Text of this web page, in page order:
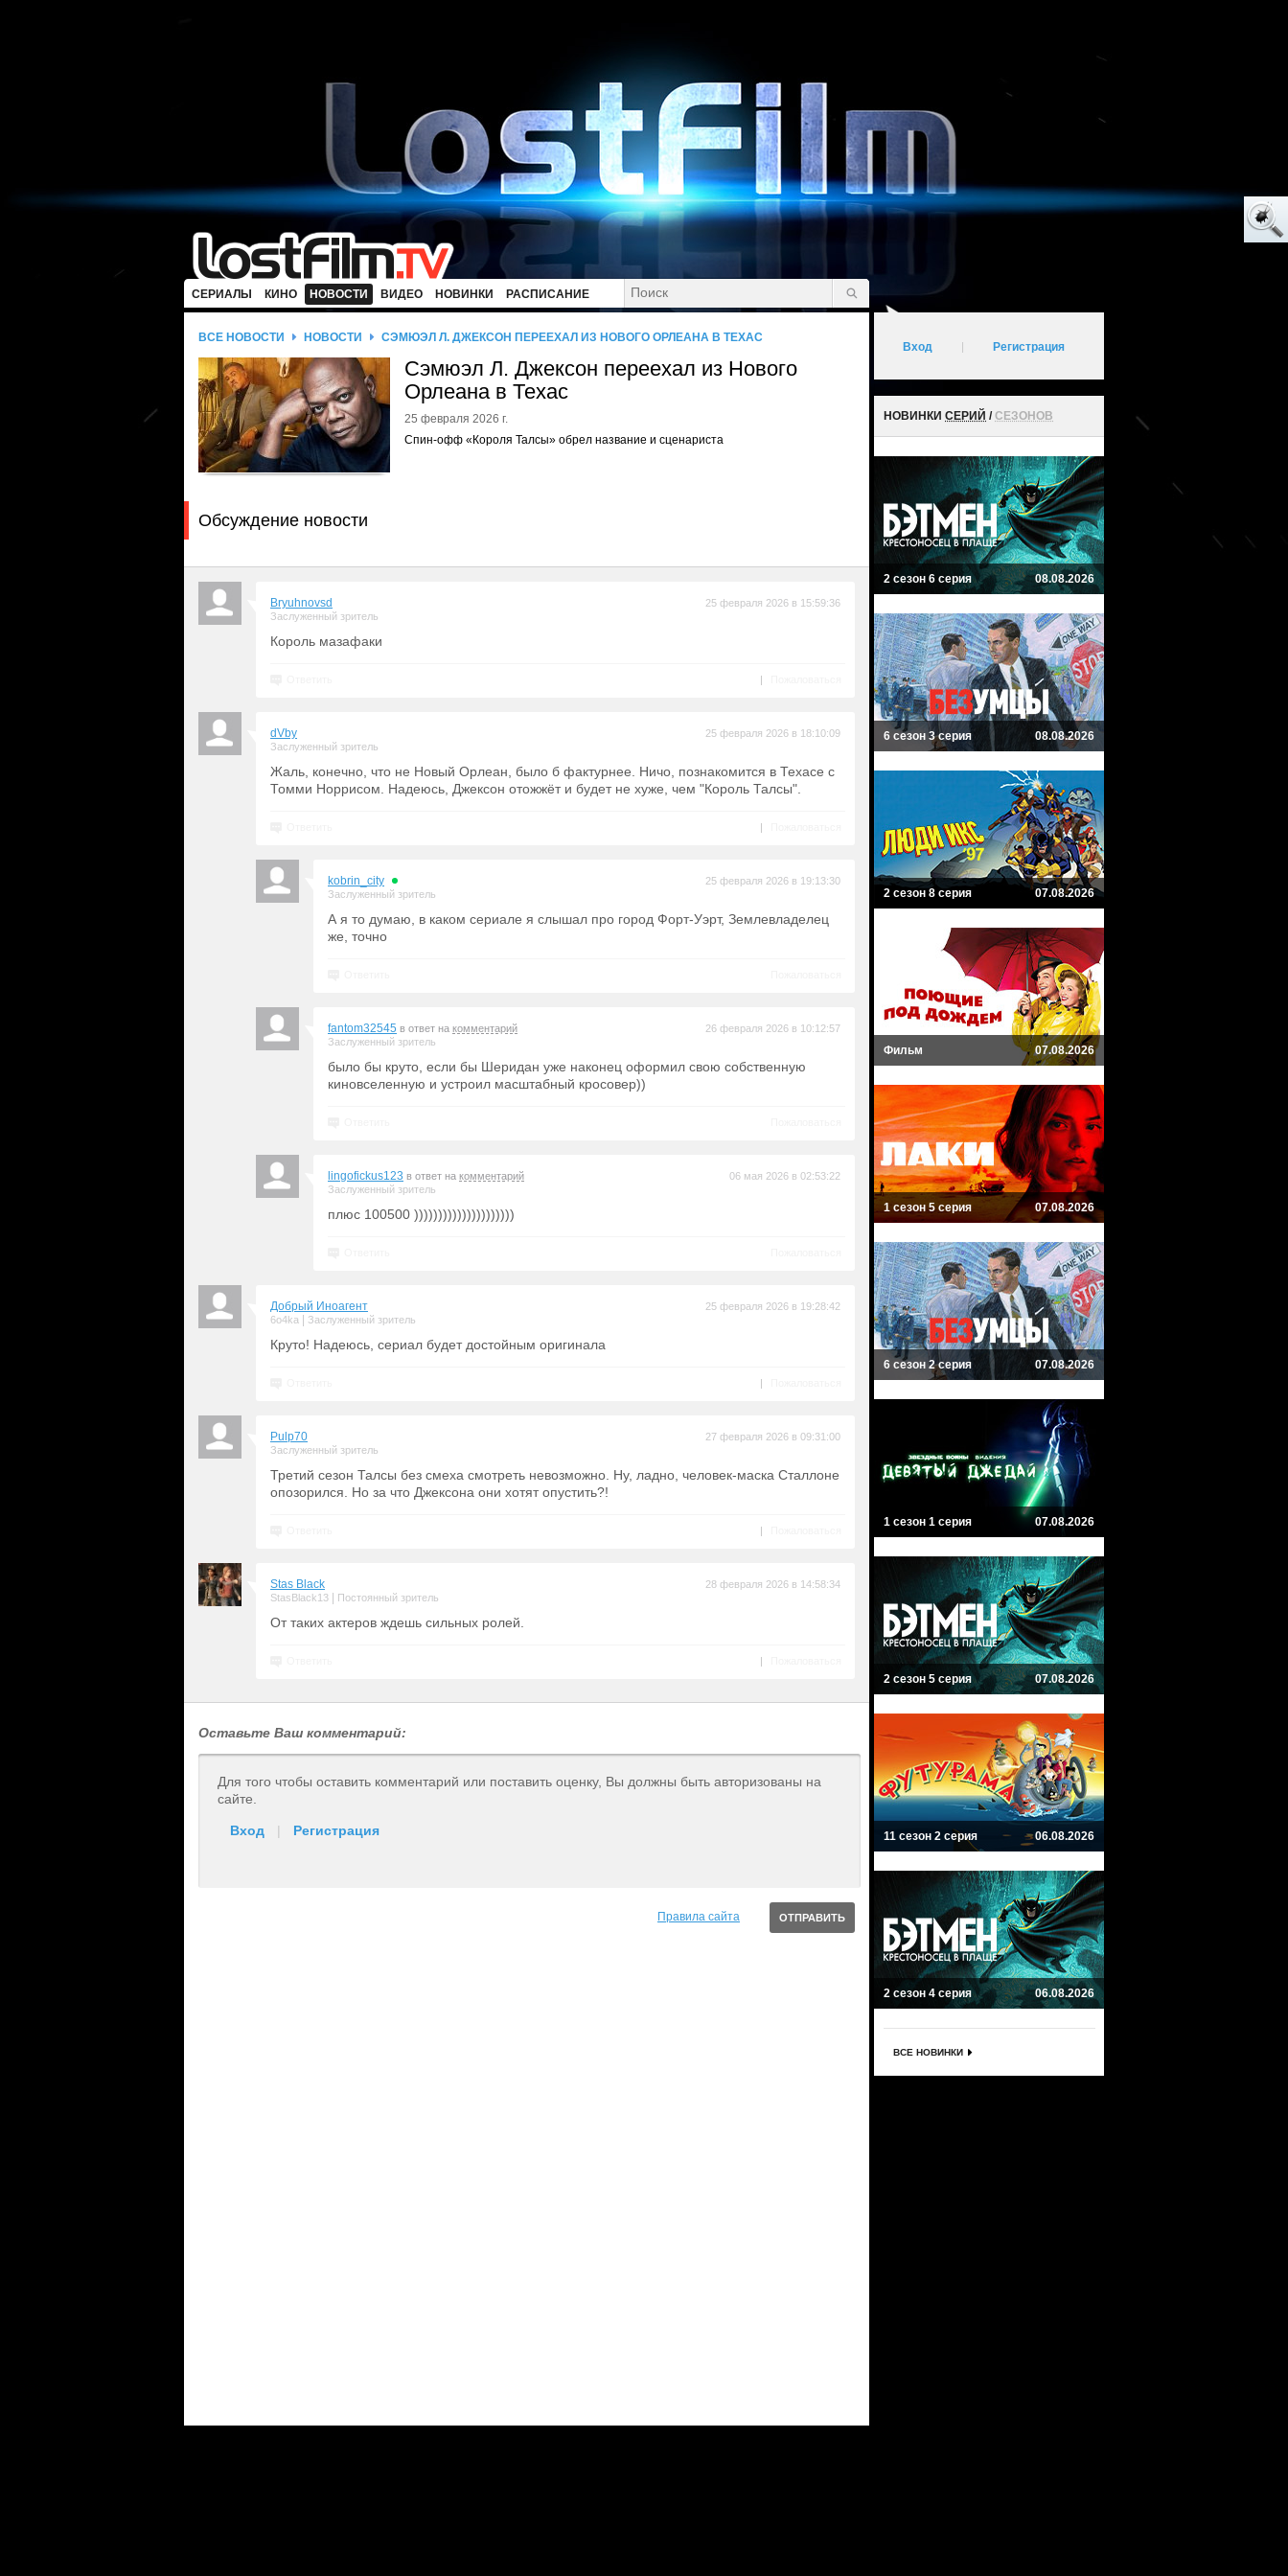
СЕРИАЛЫ КИНО НОВОСТИ ВИДЕО НОВИНКИ РАСПИСАНИЕ
ВСЕ НОВОСТИ НОВОСТИ СЭМЮЭЛ Л. ДЖЕКСОН ПЕРЕЕХАЛ ИЗ НОВОГО ОРЛЕАНА В ТЕХАС
Сэмюэл Л. Джексон переехал из Нового
Орлеана в Техас
25 февраля 2026 г.
Спин-офф «Короля Талсы» обрел название и сценариста
Обсуждение новости
Bryuhnovsd
Заслуженный зритель
25 февраля 2026 в 15:59:36
Король мазафаки
|
dVby
Заслуженный зритель
25 февраля 2026 в 18:10:09
Жаль, конечно, что не Новый Орлеан, было б фактурнее. Ничо, познакомится в Техасе с
Томми Норрисом. Надеюсь, Джексон отожжёт и будет не хуже, чем "Король Талсы".
|
kobrin_city
Заслуженный зритель
25 февраля 2026 в 19:13:30
А я то думаю, в каком сериале я слышал про город Форт-Уэрт, Землевладелец
же, точно
fantom32545 в ответ на комментарий
Заслуженный зритель
26 февраля 2026 в 10:12:57
было бы круто, если бы Шеридан уже наконец оформил свою собственную
киновселенную и устроил масштабный кросовер))
lingofickus123 в ответ на комментарий
Заслуженный зритель
06 мая 2026 в 02:53:22
плюс 100500 )))))))))))))))))))))
Добрый Иноагент
6o4ka Заслуженный зритель
25 февраля 2026 в 19:28:42
Круто! Надеюсь, сериал будет достойным оригинала
|
Pulp70
Заслуженный зритель
27 февраля 2026 в 09:31:00
Третий сезон Талсы без смеха смотреть невозможно. Ну, ладно, человек-маска Сталлоне
опозорился. Но за что Джексона они хотят опустить?!
|
Stas Black
StasBlack13 Постоянный зритель
28 февраля 2026 в 14:58:34
От таких актеров ждешь сильных ролей.
|
Оставьте Ваш комментарий:
Для того чтобы оставить комментарий или поставить оценку, Вы должны быть авторизованы на
сайте.
Вход | Регистрация
Правила сайта
Вход Регистрация
НОВИНКИ СЕРИЙ /СЕЗОНОВ
2 сезон 6 серия 08.08.2026
6 сезон 3 серия 08.08.2026
2 сезон 8 серия 07.08.2026
Фильм 07.08.2026
1 сезон 5 серия 07.08.2026
6 сезон 2 серия 07.08.2026
1 сезон 1 серия 07.08.2026
2 сезон 5 серия 07.08.2026
11 сезон 2 серия 06.08.2026
2 сезон 4 серия 06.08.2026
ВСЕ НОВИНКИ